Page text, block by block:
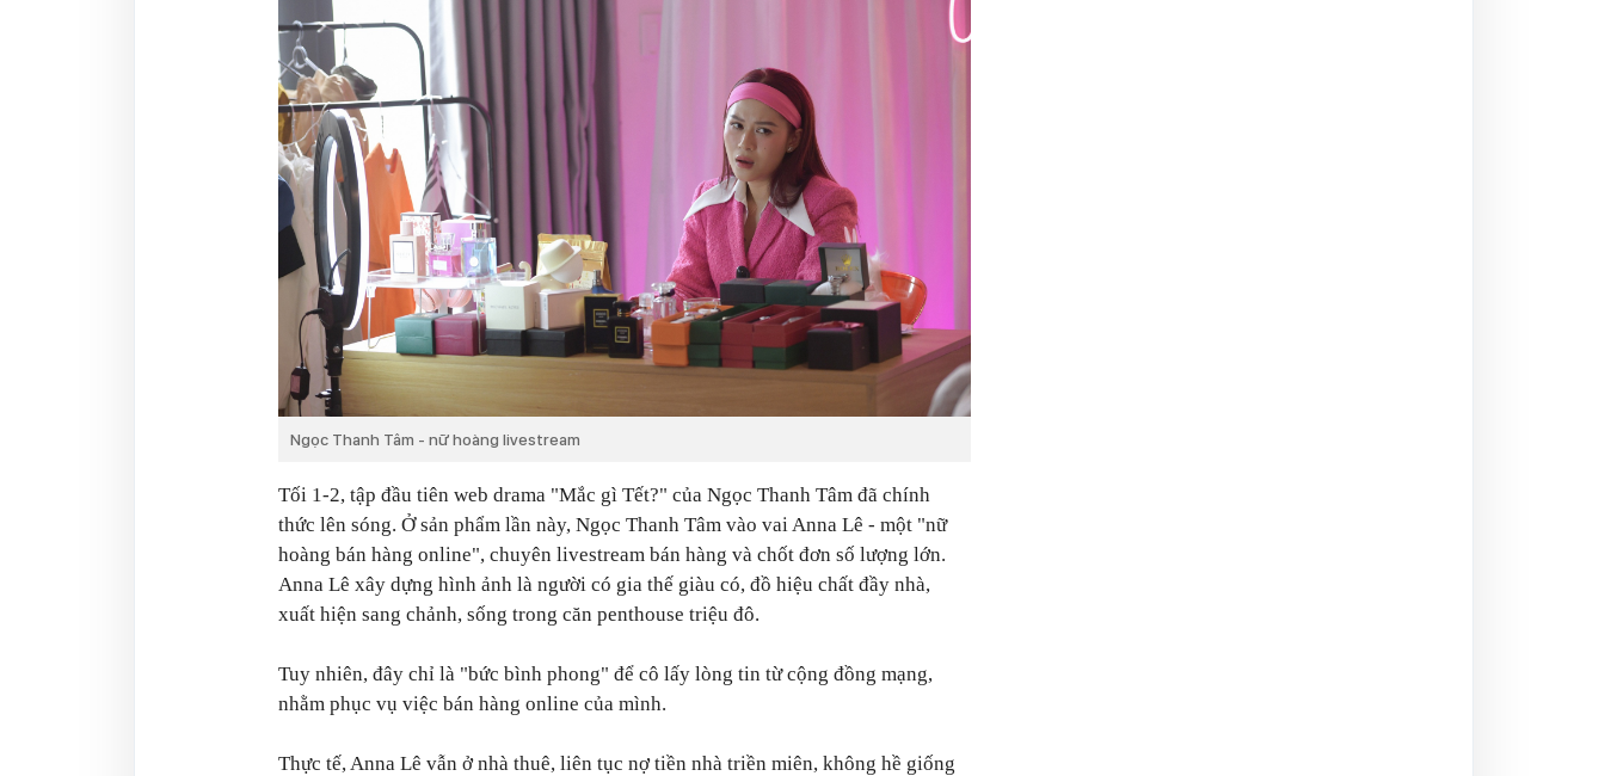
Ngọc Thanh Tâm - nữ hoàng livestream
Tối 1-2, tập đầu tiên web drama "Mắc gì Tết?" của Ngọc Thanh Tâm đã chính
thức lên sóng. Ở sản phẩm lần này, Ngọc Thanh Tâm vào vai Anna Lê - một "nữ
hoàng bán hàng online", chuyên livestream bán hàng và chốt đơn số lượng lớn.
Anna Lê xây dựng hình ảnh là người có gia thế giàu có, đồ hiệu chất đầy nhà,
xuất hiện sang chảnh, sống trong căn penthouse triệu đô.
Tuy nhiên, đây chỉ là "bức bình phong" để cô lấy lòng tin từ cộng đồng mạng,
nhằm phục vụ việc bán hàng online của mình.
Thực tế, Anna Lê vẫn ở nhà thuê, liên tục nợ tiền nhà triền miên, không hề giống